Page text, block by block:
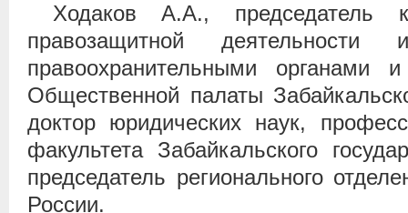
Ходаков А.А., председатель
правозащитной
правоохранительными органами
Общественной палаты
доктор юридических наук,
факультета Забайкальского
председатель регионального
России.